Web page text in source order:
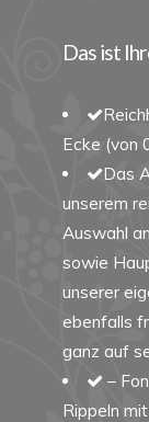
Das ist
Ecke (von
Das
unserem
Auswahl
sowie
unserer
ebenfalls
ganz auf
–
Rippeln